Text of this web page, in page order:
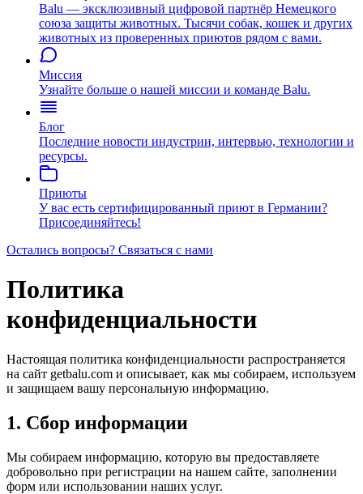
Balu — эксклюзивный цифровой партнёр Немецкого
союза защиты животных. Тысячи собак, кошек и других
животных из проверенных приютов рядом с вами.
Миссия
Узнайте больше о нашей миссии и команде Balu.
Блог
Последние новости индустрии, интервью, технологии и
ресурсы.
Приюты
У вас есть сертифицированный приют в Германии?
Присоединяйтесь!
Остались вопросы? Связаться с нами
Политика
конфиденциальности
Настоящая политика конфиденциальности распространяется
на сайт getbalu.com и описывает, как мы собираем, используем
и защищаем вашу персональную информацию.
1. Сбор информации
Мы собираем информацию, которую вы предоставляете
добровольно при регистрации на нашем сайте, заполнении
форм или использовании наших услуг.